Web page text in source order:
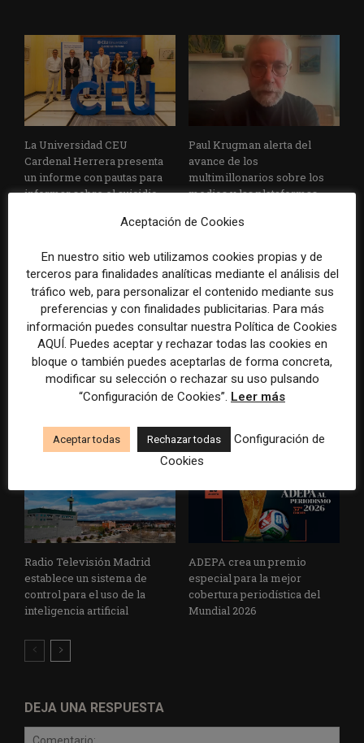
La Universidad CEU
Cardenal Herrera presenta
un informe con pautas para
informar sobre el suicidio
Paul Krugman alerta del
avance de los
multimillonarios sobre los
medios y las plataformas
La Marea cierra 2025 con
superávit, pero su
cooperativa pierde 38.542
El Premio Gabo 2026
reconoce cinco historias de
Brasil, España y El Salvador
sobre el poder, la memoria y
Radio Televisión Madrid
establece un sistema de
control para el uso de la
inteligencia artificial
ADEPA crea un premio
especial para la mejor
cobertura periodística del
Mundial 2026
DEJA UNA RESPUESTA
Aceptación de Cookies
En nuestro sitio web utilizamos cookies propias y de
terceros para finalidades analíticas mediante el análisis del
tráfico web, para personalizar el contenido mediante sus
preferencias y con finalidades publicitarias. Para más
información puedes consultar nuestra Política de Cookies
AQUÍ. Puedes aceptar y rechazar todas las cookies en
bloque o también puedes aceptarlas de forma concreta,
modificar su selección o rechazar su uso pulsando
“Configuración de Cookies”. Leer más
Aceptar todas Rechazar todas
Configuración de
Cookies